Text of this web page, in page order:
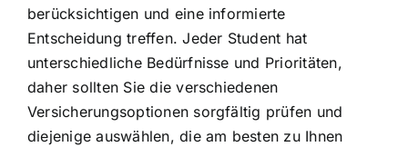
berücksichtigen und eine informierte
Entscheidung treffen. Jeder Student hat
unterschiedliche Bedürfnisse und Prioritäten,
daher sollten Sie die verschiedenen
Versicherungsoptionen sorgfältig prüfen und
diejenige auswählen, die am besten zu Ihnen